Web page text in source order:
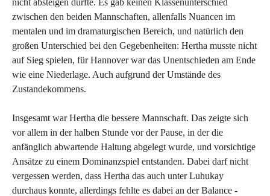
zwischen den beiden Mannschaften, allenfalls Nuancen im
mentalen und im dramaturgischen Bereich, und natürlich den
großen Unterschied bei den Gegebenheiten: Hertha musste nicht
auf Sieg spielen, für Hannover war das Unentschieden am Ende
wie eine Niederlage. Auch aufgrund der Umstände des
Zustandekommens.
Insgesamt war Hertha die bessere Mannschaft. Das zeigte sich
vor allem in der halben Stunde vor der Pause, in der die
anfänglich abwartende Haltung abgelegt wurde, und vorsichtige
Ansätze zu einem Dominanzspiel entstanden. Dabei darf nicht
vergessen werden, dass Hertha das auch unter Luhukay
durchaus konnte, allerdings fehlte es dabei an der Balance -